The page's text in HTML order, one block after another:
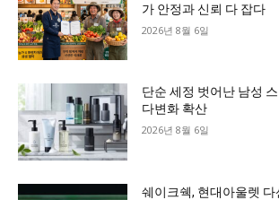
가 안정과 신뢰 다 잡다
2026년 8월 6일
단순 세정 벗어난 남성
다변화 확산
2026년 8월 6일
쉐이크쉑, 현대아울렛